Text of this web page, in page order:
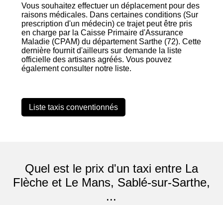
Vous souhaitez effectuer un déplacement pour des
raisons médicales. Dans certaines conditions (Sur
prescription d'un médecin) ce trajet peut être pris
en charge par la Caisse Primaire d'Assurance
Maladie (CPAM) du département Sarthe (72). Cette
dernière fournit d'ailleurs sur demande la liste
officielle des artisans agréés. Vous pouvez
également consulter notre liste.
Liste taxis conventionnés
Quel est le prix d'un taxi entre La
Flèche et Le Mans, Sablé-sur-Sarthe,
...